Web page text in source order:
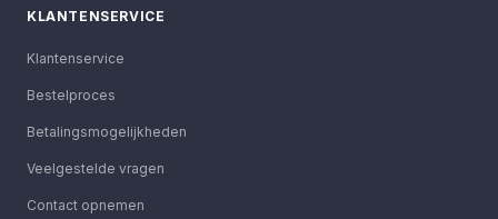
KLANTENSERVICE
Klantenservice
Bestelproces
Betalingsmogelijkheden
Veelgestelde vragen
Contact opnemen